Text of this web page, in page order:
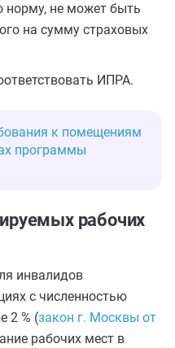
не может быть
на сумму страховых
ИПРА.
к помещениям
программы
рабочих
инвалидов
с численностью
2 % (закон г. Москвы от
рабочих мест в